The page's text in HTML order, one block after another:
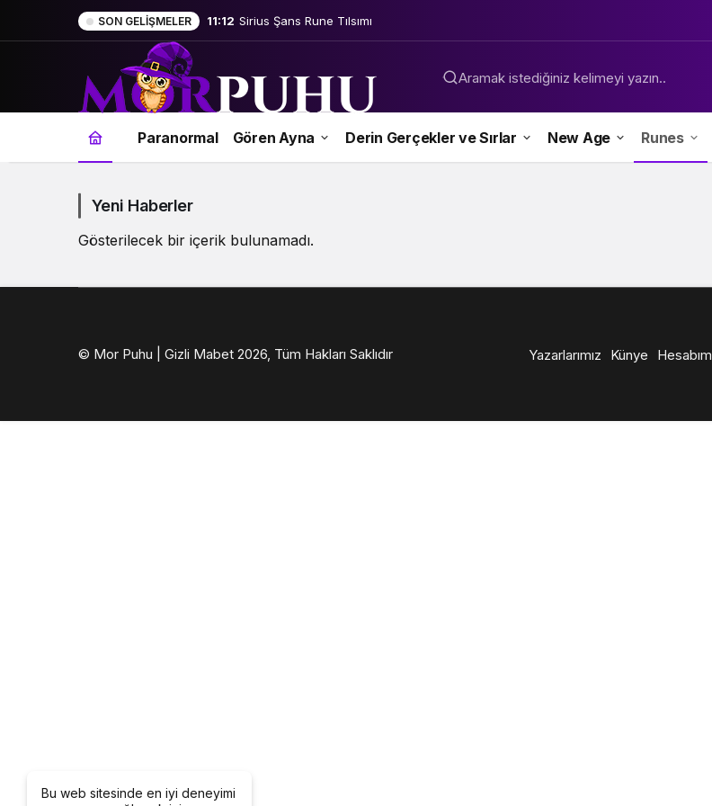
SON GELIŞMELER 11:12 Sirius Şans Rune Tılsımı
Rune
Okulu
Haberleri
Aramak istediğiniz kelimeyi yazın..
Paranormal Gören Ayna Derin Gerçekler ve Sırlar New Age Runes
Yeni Haberler
Gösterilecek bir içerik bulunamadı.
Bu web sitesinde en iyi deneyimi
© Mor Puhu | Gizli Mabet 2026, Tüm Hakları Saklıdır Yazarlarımız Künye Hesabım